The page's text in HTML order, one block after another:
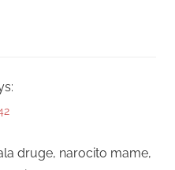
druge, narocito mame,